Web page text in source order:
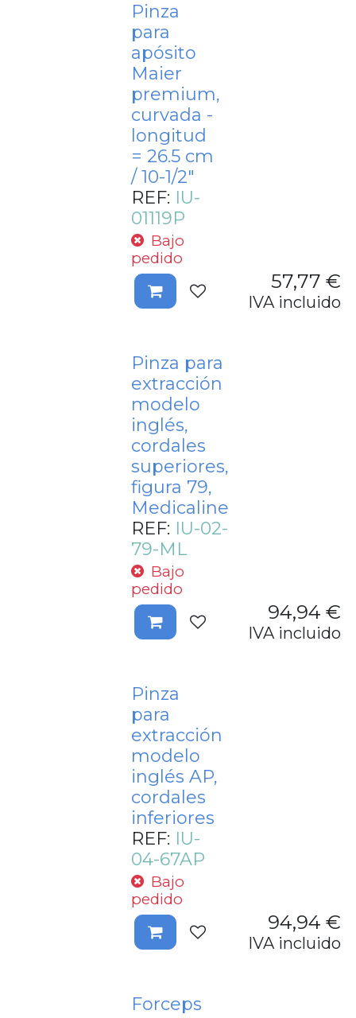
Pinza
para
apósito
Maier
premium,
curvada -
longitud
= 26.5 cm
/ 10-1/2"
REF: IU-
01119P
Bajo
pedido
57,77 €
IVA incluido
Pinza para
extracción
modelo
inglés,
cordales
superiores,
figura 79,
Medicaline
REF: IU-02-
79-ML
Bajo
pedido
94,94 €
IVA incluido
Pinza
para
extracción
modelo
inglés AP,
cordales
inferiores
REF: IU-
04-67AP
Bajo
pedido
94,94 €
IVA incluido
Forceps